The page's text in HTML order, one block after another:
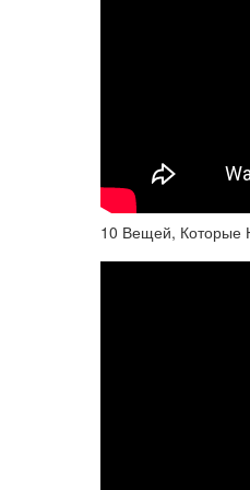
10 Вещей, Которые